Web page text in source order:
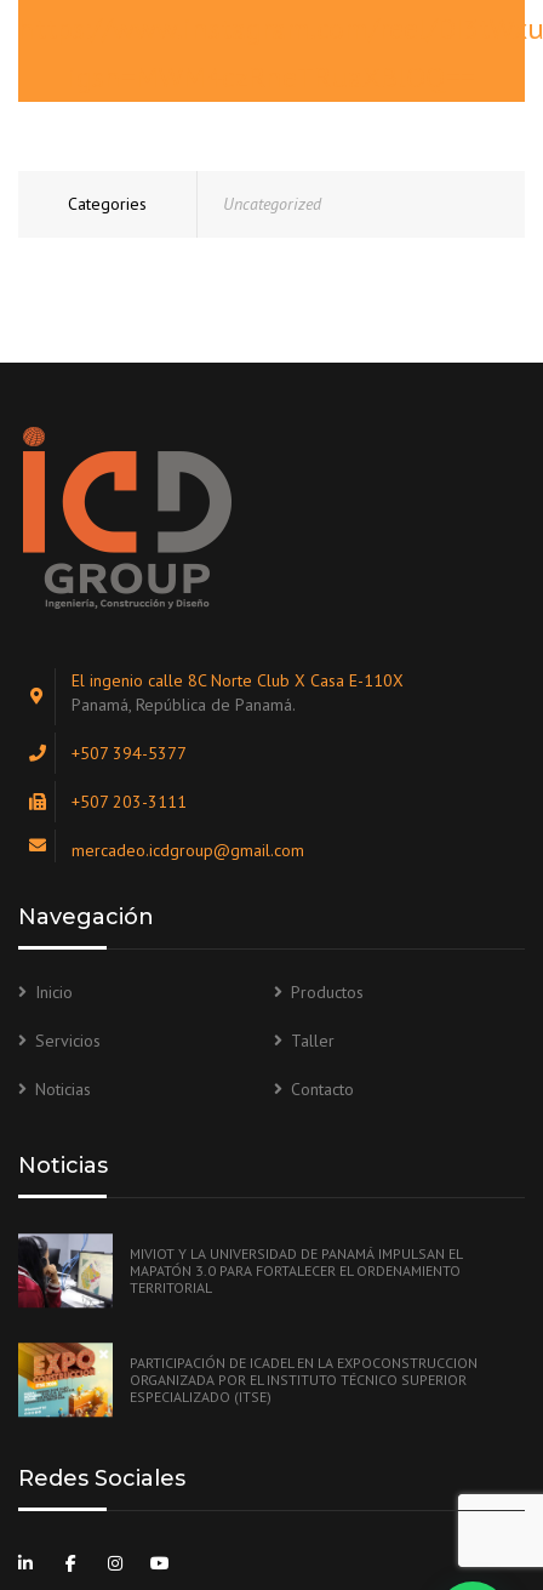
https://www.instagram.com/reel/
Categories Uncategorized
El ingenio calle 8C Norte Club X Casa E-110X
Panamá, República de Panamá.
+507 394-5377
+507 203-3111
mercadeo.icdgroup@gmail.com
Navegación
Inicio Productos
Servicios Taller
Noticias Contacto
Noticias
MIVIOT Y LA UNIVERSIDAD DE PANAMÁ IMPULSAN EL
MAPATÓN 3.0 PARA FORTALECER EL ORDENAMIENTO
TERRITORIAL
PARTICIPACIÓN DE ICADEL EN LA EXPOCONSTRUCCION
ORGANIZADA POR EL INSTITUTO TÉCNICO SUPERIOR
ESPECIALIZADO (ITSE)
Redes Sociales